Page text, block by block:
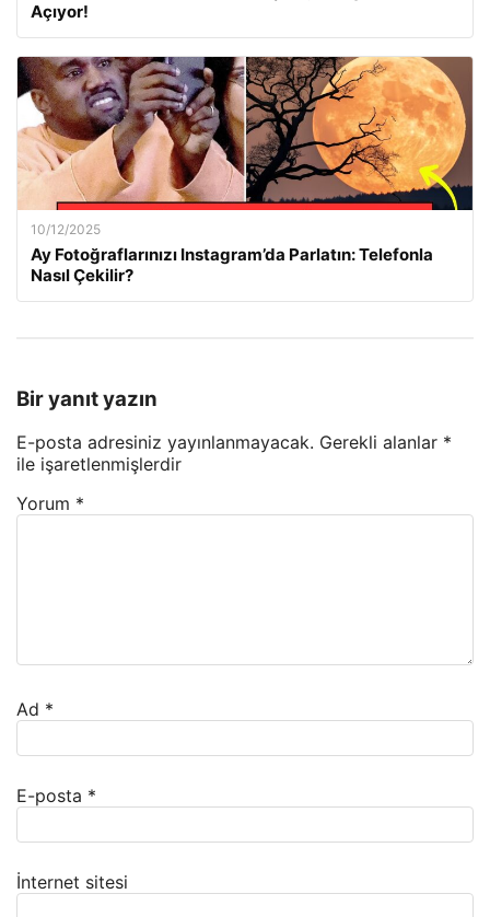
Açıyor!
10/12/2025
Ay Fotoğraflarınızı Instagram’da Parlatın: Telefonla
Nasıl Çekilir?
Bir yanıt yazın
E-posta adresiniz yayınlanmayacak. Gerekli alanlar *
ile işaretlenmişlerdir
Yorum *
Ad *
E-posta *
İnternet sitesi